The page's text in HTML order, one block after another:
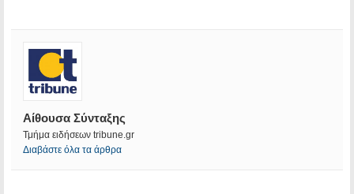
Αίθουσα Σύνταξης
Τμήμα ειδήσεων tribune.gr
Διαβάστε όλα τα άρθρα